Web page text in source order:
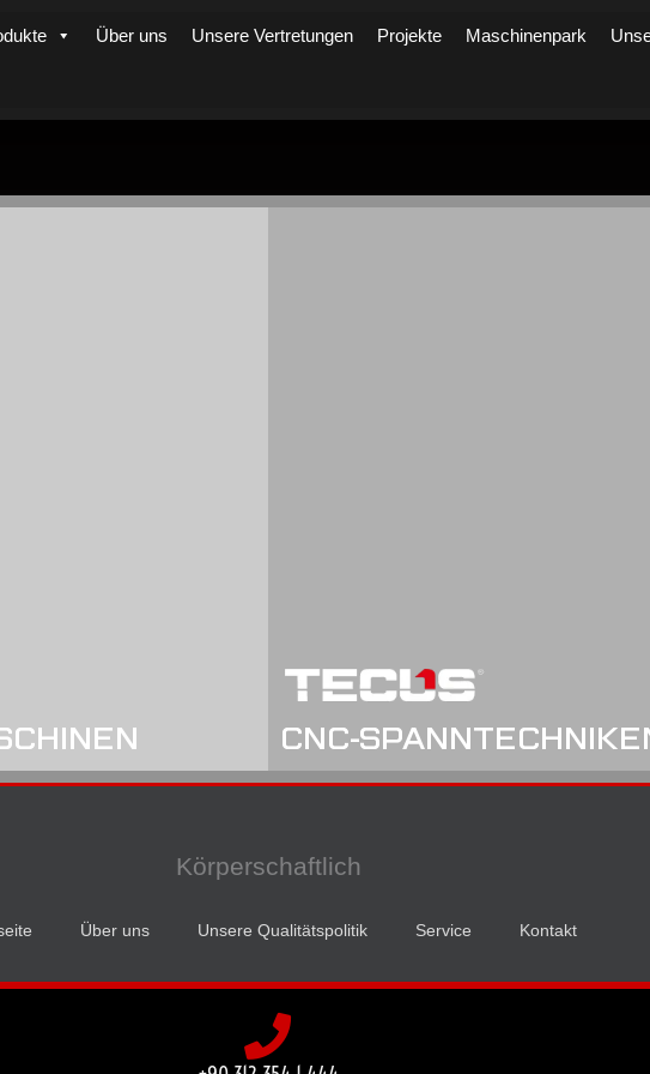
Über uns Unsere Vertretungen Projekte Maschinenpark
CNC-
Körperschaftlich
Über uns Unsere Qualitätspolitik Service Kontakt